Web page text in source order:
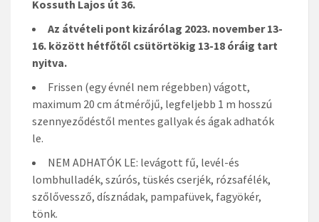
Kossuth Lajos út 36.
Az átvételi pont kizárólag 2023. november 13-
16. között hétfőtől csütörtökig 13-18 óráig tart
nyitva.
Frissen (egy évnél nem régebben) vágott,
maximum 20 cm átmérőjű, legfeljebb 1 m hosszú
szennyeződéstől mentes gallyak és ágak adhatók
le.
NEM ADHATÓK LE: levágott fű, levél-és
lombhulladék, szúrós, tüskés cserjék, rózsafélék,
szőlővessző, dísznádak, pampafüvek, fagyökér,
tönk.